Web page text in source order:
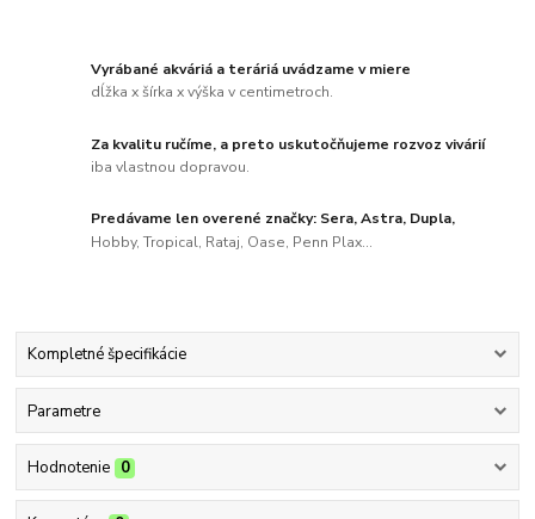
Vyrábané akváriá a teráriá uvádzame v miere
dĺžka x šírka x výška v centimetroch.
Za kvalitu ručíme, a preto uskutočňujeme rozvoz vivárií
iba vlastnou dopravou.
Predávame len overené značky: Sera, Astra, Dupla,
Hobby, Tropical, Rataj, Oase, Penn Plax...
Kompletné špecifikácie
Parametre
Hodnotenie 0